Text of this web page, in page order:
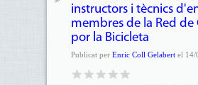
instructors i tècnics
membres de la Red de
por la Bicicleta
Publicat per Enric Coll Gelabertel 14/